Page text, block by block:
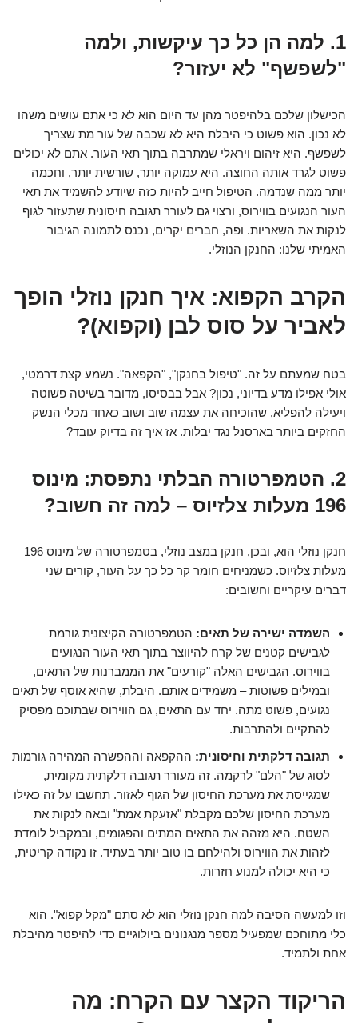
1. למה הן כל כך עיקשות, ולמה
"לשפשף" לא יעזור?
הכישלון שלכם בלהיפטר מהן עד היום הוא לא כי אתם עושים משהו
לא נכון. הוא פשוט כי היבלת היא לא שכבה של עור מת שצריך
לשפשף. היא זיהום ויראלי שמתרבה בתוך תאי העור. אתם לא יכולים
פשוט לגרד אותה החוצה. היא עמוקה יותר, שורשית יותר, וחכמה
יותר ממה שנדמה. הטיפול חייב להיות כזה שיודע להשמיד את תאי
העור הנגועים בווירוס, ורצוי גם לעורר תגובה חיסונית שתעזור לגוף
לנקות את השאריות. ופה, חברים יקרים, נכנס לתמונה הגיבור
האמיתי שלנו: החנקן הנוזלי.
הקרב הקפוא: איך חנקן נוזלי הופך
לאביר על סוס לבן (וקפוא)?
בטח שמעתם על זה. "טיפול בחנקן", "הקפאה". נשמע קצת דרמטי,
אולי אפילו מדע בדיוני, נכון? אבל בבסיסו, מדובר בשיטה פשוטה
ויעילה להפליא, שהוכיחה את עצמה שוב ושוב כאחד מכלי הנשק
החזקים ביותר בארסנל נגד יבלות. אז איך זה בדיוק עובד?
2. הטמפרטורה הבלתי נתפסת: מינוס
196 מעלות צלזיוס – למה זה חשוב?
חנקן נוזלי הוא, ובכן, חנקן במצב נוזלי, בטמפרטורה של מינוס 196
מעלות צלזיוס. כשמניחים חומר קר כל כך על העור, קורים שני
דברים עיקריים וחשובים:
השמדה ישירה של תאים: הטמפרטורה הקיצונית גורמת
לגבישים קטנים של קרח להיווצר בתוך תאי העור הנגועים
בווירוס. הגבישים האלה "קורעים" את הממברנות של התאים,
ובמילים פשוטות – משמידים אותם. היבלת, שהיא אוסף של תאים
נגועים, פשוט מתה. יחד עם התאים, גם הווירוס שבתוכם מפסיק
להתקיים ולהתרבות.
תגובה דלקתית וחיסונית: ההקפאה וההפשרה המהירה גורמות
לסוג של "הלם" לרקמה. זה מעורר תגובה דלקתית מקומית,
שמגייסת את מערכת החיסון של הגוף לאזור. תחשבו על זה כאילו
מערכת החיסון שלכם מקבלת "אזעקת אמת" ובאה לנקות את
השטח. היא מזהה את התאים המתים והפגומים, ובמקביל לומדת
לזהות את הווירוס ולהילחם בו טוב יותר בעתיד. זו נקודה קריטית,
כי היא יכולה למנוע חזרות.
וזו למעשה הסיבה למה חנקן נוזלי הוא לא סתם "מקל קפוא". הוא
כלי מתוחכם שמפעיל מספר מנגנונים ביולוגיים כדי להיפטר מהיבלת
אחת ולתמיד.
הריקוד הקצר עם הקרח: מה